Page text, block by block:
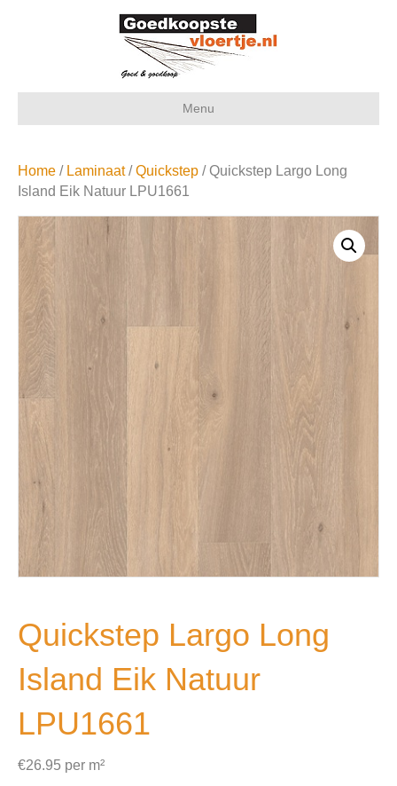
Menu
Home / Laminaat/Quickstep / Quickstep Largo Long
Island Eik Natuur LPU1661
Quickstep Largo Long
Island Eik Natuur
LPU1661
€26.95 per m²